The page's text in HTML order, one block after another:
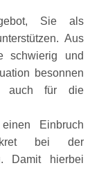
Sie als
Aus
schwierig und
besonnen
auch für die
Einbruch
bei der
Damit hierbei